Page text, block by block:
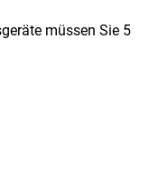
müssen Sie 5